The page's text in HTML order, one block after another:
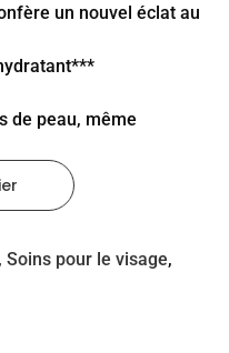
un nouvel éclat au
de peau, même
, Soins pour le visage,